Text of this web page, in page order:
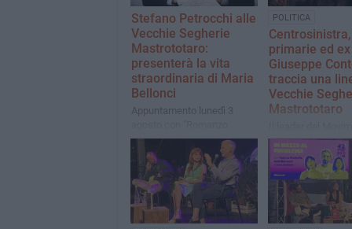
Stefano Petrocchi alle
Vecchie Segherie
Mastrototaro:
presenterà la vita
straordinaria di Maria
Bellonci
Appuntamento lunedì 3
privato"
POLITICA
Centrosinistra,
primarie ed
Giuseppe
traccia una
Vecchie
Mastrototaro
Stelle torna a
occasione della
presentazione del
"Una nuova